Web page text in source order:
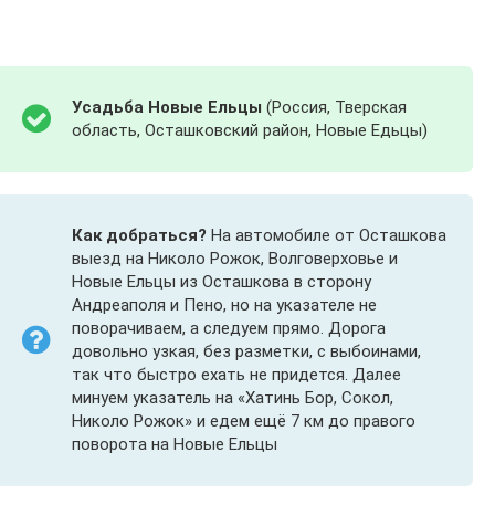
Усадьба Новые Ельцы (Россия, Тверская
область, Осташковский район, Новые Едьцы)
Как добраться? На автомобиле от Осташкова
выезд на Николо Рожок, Волговерховье и
Новые Ельцы из Осташкова в сторону
Андреаполя и Пено, но на указателе не
поворачиваем, а следуем прямо. Дорога
довольно узкая, без разметки, с выбоинами,
так что быстро ехать не придется. Далее
минуем указатель на «Хатинь Бор, Сокол,
Николо Рожок» и едем ещё 7 км до правого
поворота на Новые Ельцы